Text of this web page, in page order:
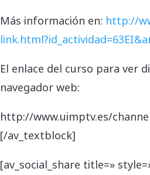
Más información en: http://
El enlace del curso para ver
navegador web:
http://www.uimptv.es/
[/av_textblock]
[av_social_share title=»